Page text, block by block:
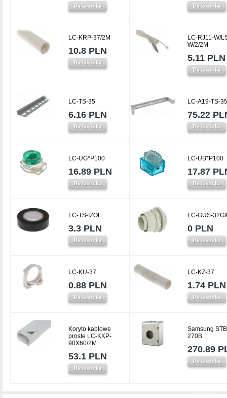
Do koszyka Do koszyka
LC-KRP-37/2M
10.8 PLN
Do koszyka
LC-RJ11-W/
W/2/2M
5.11 PLN
Do koszyka
LC-TS-35
6.16 PLN
Do koszyka
LC-A19-TS-35
75.22
Do koszyka
LC-UG*P100
16.89 PLN
Do koszyka
LC-UB*P100
17.87
Do koszyka
LC-TS-IZOL
3.3 PLN
Do koszyka
LC-GUS-
0 PLN
Do koszyka
LC-KU-37
0.88 PLN
Do koszyka
LC-KZ-37
1.74 PLN
Do koszyka
Koryto kablowe
proste LC-KKP-
90X60/2M
53.1 PLN
Do koszyka
Samsung
270B
270.89
Do koszyka